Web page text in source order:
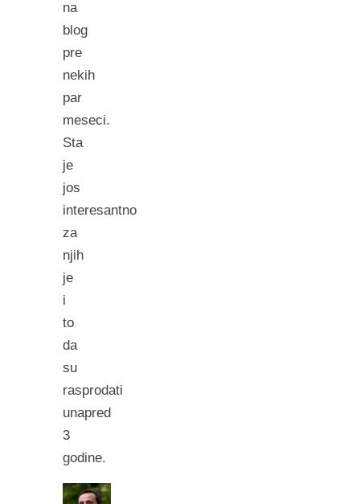
na
blog
pre
nekih
par
meseci.
Sta
je
jos
interesantno
za
njih
je
i
to
da
su
rasprodati
unapred
3
godine.